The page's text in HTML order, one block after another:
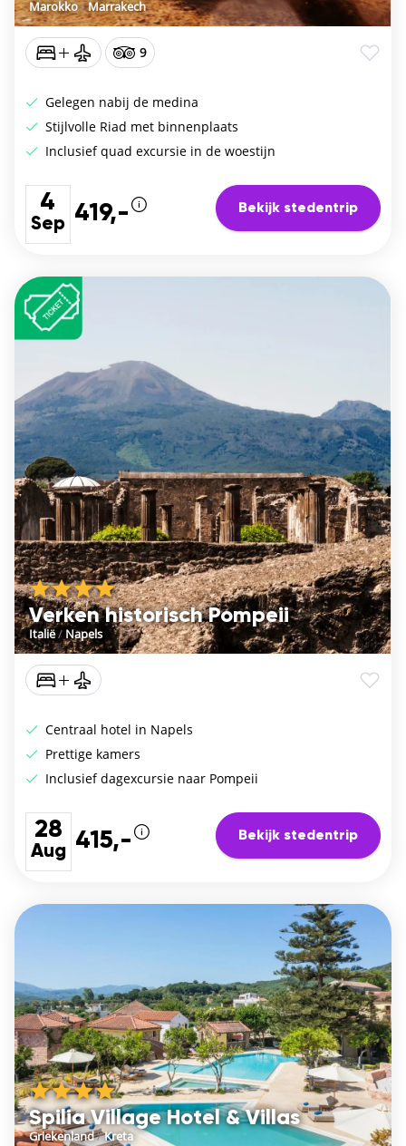
Marokko/Marrakech
9
Gelegen nabij de medina
Stijlvolle Riad met binnenplaats
Inclusief quad excursie in de woestijn
4
Sep 419,- Bekijk stedentrip
Verken historisch Pompeii
Italië/ Napels
Centraal hotel in Napels
Prettige kamers
Inclusief dagexcursie naar Pompeii
28
Aug 415,- Bekijk stedentrip
Spilia Village Hotel & Villas
Griekenland/Kreta